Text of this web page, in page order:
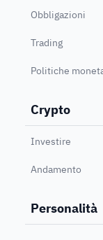
Obbligazioni
Trading
Politiche
Crypto
Investire
Andamento
Personalità